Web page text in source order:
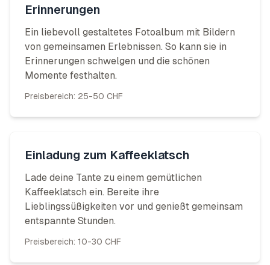
Erinnerungen
Ein liebevoll gestaltetes Fotoalbum mit Bildern
von gemeinsamen Erlebnissen. So kann sie in
Erinnerungen schwelgen und die schönen
Momente festhalten.
Preisbereich: 25-50 CHF
Einladung zum Kaffeeklatsch
Lade deine Tante zu einem gemütlichen
Kaffeeklatsch ein. Bereite ihre
Lieblingssüßigkeiten vor und genießt gemeinsam
entspannte Stunden.
Preisbereich: 10-30 CHF